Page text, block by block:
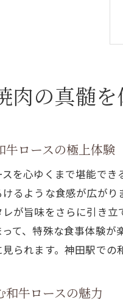
肉の真髄
牛ロースの極上体験
を心ゆくまで堪能で
るような食感が広が
が旨味をさらに引き
て、特殊な食事体験
られます。神田駅での
牛ロースの魅力